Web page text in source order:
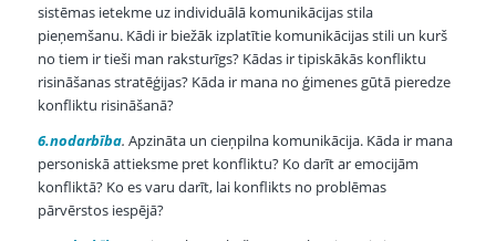
sistēmas ietekme uz individuālā komunikācijas stila
pieņemšanu. Kādi ir biežāk izplatītie komunikācijas stili un kurš
no tiem ir tieši man raksturīgs? Kādas ir tipiskākās konfliktu
risināšanas stratēģijas? Kāda ir mana no ģimenes gūtā pieredze
konfliktu risināšanā?
6.nodarbība. Apzināta un cieņpilna komunikācija. Kāda ir mana
personiskā attieksme pret konfliktu? Ko darīt ar emocijām
konfliktā? Ko es varu darīt, lai konflikts no problēmas
pārvērstos iespējā?